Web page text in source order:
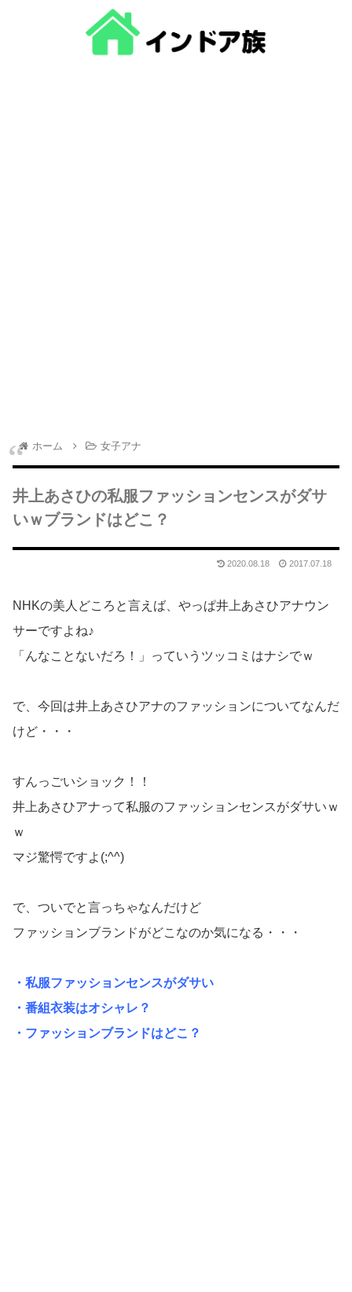
ホーム 女子アナ
井上あさひの私服ファッションセンスがダサ
いｗブランドはどこ？
2020.08.18 2017.07.18
NHKの美人どころと言えば、やっぱ井上あさひアナウン
サーですよね♪
「んなことないだろ！」っていうツッコミはナシでｗ
で、今回は井上あさひアナのファッションについてなんだ
けど・・・
すんっごいショック！！
井上あさひアナって私服のファッションセンスがダサいｗ
ｗ
マジ驚愕ですよ(;^^)
で、ついでと言っちゃなんだけど
ファッションブランドがどこなのか気になる・・・
・私服ファッションセンスがダサい
・番組衣装はオシャレ？
・ファッションブランドはどこ？